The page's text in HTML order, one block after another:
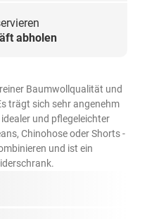
abholen
Baumwollqualität und
trägt sich sehr angenehm
und pflegeleichter
Chinohose oder Shorts -
und ist ein